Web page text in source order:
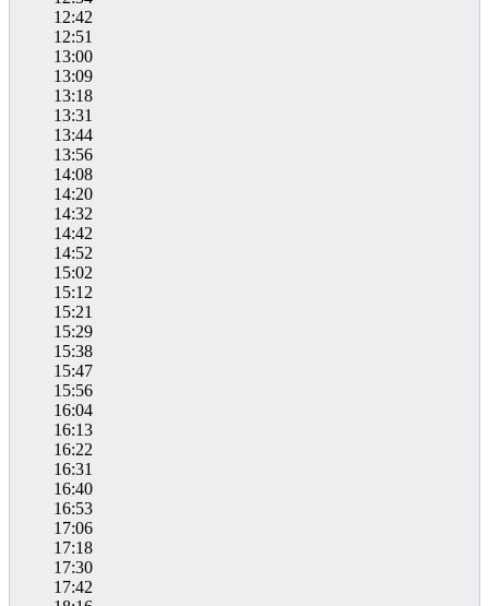
12:42
12:51
13:00
13:09
13:18
13:31
13:44
13:56
14:08
14:20
14:32
14:42
14:52
15:02
15:12
15:21
15:29
15:38
15:47
15:56
16:04
16:13
16:22
16:31
16:40
16:53
17:06
17:18
17:30
17:42